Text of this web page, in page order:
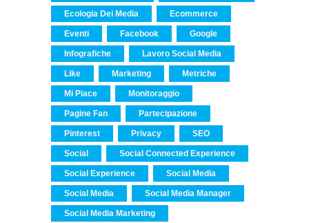
Ecologia Dei Media Ecommerce
Eventi Facebook Google
Infografiche Lavoro Social Media
Like Marketing Metriche
Mi Piace Monitoraggio
Pagine Fan Partecipazione
Pinterest Privacy SEO
Social Social Connected Experience
Social Experience Social Media
Social Media Social Media Manager
Social Media Marketing